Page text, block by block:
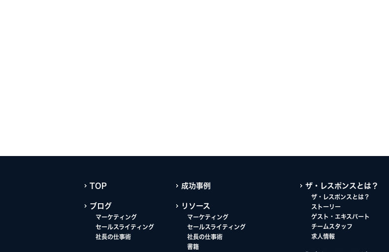
TOP
ブログ
マーケティング
セールスライティング
社長の仕事術
成功事例
リソース
マーケティング
セールスライティング
社長の仕事術
書籍
ザ・レスポンスとは？
ザ・レスポンスとは？
ストーリー
ゲスト・エキスパート
チームスタッフ
求人情報